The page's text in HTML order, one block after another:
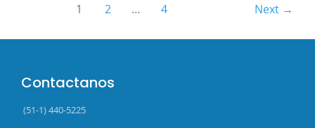
1 2 … 4 Next →
Contactanos
(51-1) 440-5225